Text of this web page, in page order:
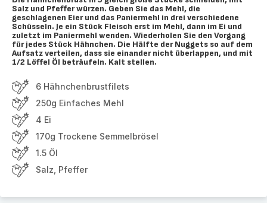
Salz und Pfeffer würzen. Geben Sie das Mehl, die
geschlagenen Eier und das Paniermehl in drei verschiedene
Schüsseln. Je ein Stück Fleisch erst im Mehl, dann im Ei und
zuletzt im Paniermehl wenden. Wiederholen Sie den Vorgang
für jedes Stück Hähnchen. Die Hälfte der Nuggets so auf dem
Aufsatz verteilen, dass sie einander nicht überlappen, und mit
1/2 Löffel Öl beträufeln. Kalt stellen.
6 Hähnchenbrustfilets
250g Einfaches Mehl
4 Ei
170g Trockene Semmelbrösel
1.5 Öl
Salz, Pfeffer